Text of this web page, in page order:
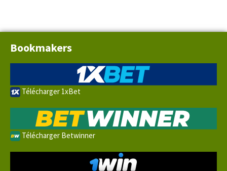
Bookmakers
Télécharger 1xBet
Télécharger Betwinner